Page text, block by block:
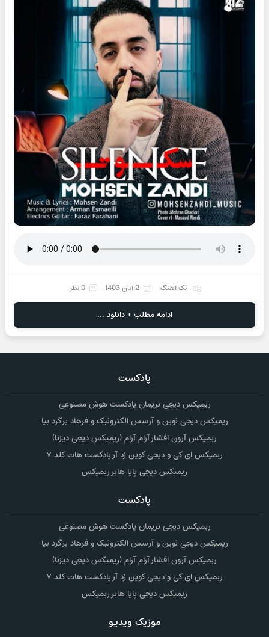
تک آهنگ 2 آبان 1403 0 نظر
ادامه مطلب + دانلود ...
پادکست
ریمیکس دیجی نریمان پادکست هوش مصنوعی
ریمیکس دیجی نوین و آرسس الکترونیک و فرهاد برگرد بیا
ریمیکس آرون افشار آرام آرام (ریمیکس دیجی دیزنا)
ریمیکس ای کی و دیجی کوین زد آر پادکست هات کلد ۷
ریمیکس دیجی پایا هابر ریمیکس
پادکست
ریمیکس دیجی نریمان پادکست هوش مصنوعی
ریمیکس دیجی نوین و آرسس الکترونیک و فرهاد برگرد بیا
ریمیکس آرون افشار آرام آرام (ریمیکس دیجی دیزنا)
ریمیکس ای کی و دیجی کوین زد آر پادکست هات کلد ۷
ریمیکس دیجی پایا هابر ریمیکس
موزیک ویدیو